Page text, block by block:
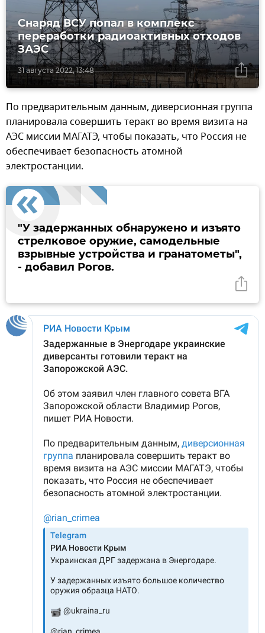
31 августа 2022, 13:48
Снаряд ВСУ попал в комплекс
переработки радиоактивных отходов
ЗАЭС
По предварительным данным, диверсионная группа
планировала совершить теракт во время визита на
АЭС миссии МАГАТЭ, чтобы показать, что Россия не
обеспечивает безопасность атомной
электростанции.
"У задержанных обнаружено и изъято
стрелковое оружие, самодельные
взрывные устройства и гранатометы",
- добавил Рогов.